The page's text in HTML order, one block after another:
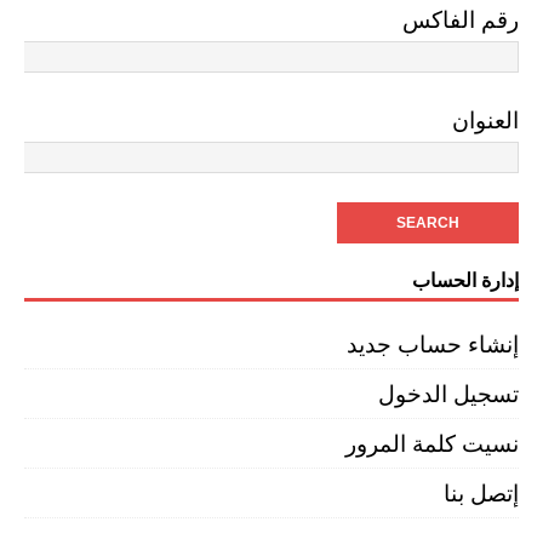
رقم الفاكس
العنوان
إدارة الحساب
إنشاء حساب جديد
تسجيل الدخول
نسيت كلمة المرور
إتصل بنا